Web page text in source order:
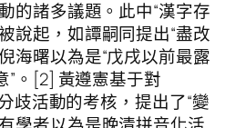
的諸多議題。此中“漢字存
說起，如譚嗣同提出“盡改
海曙以為是“戊戌以前最露
”。[2] 黃遵憲基于對
歧活動的考核，提出了“變